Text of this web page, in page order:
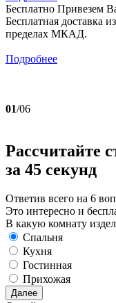
Бесплатно Привезем
Бесплатная доставка
пределах МКАД.
Подробнее
01/06
Рассчитайте
за 45 секунд
Ответив всего на 6
Это интересно и
В какую комнату
Спальня
Кухня
Гостинная
Прихожая
Далее